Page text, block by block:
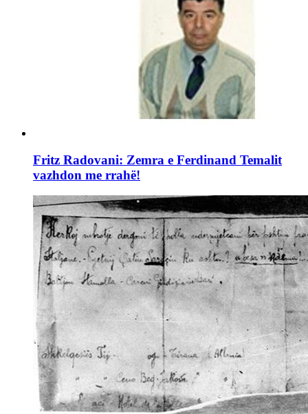
Fritz Radovani: Zemra e Ferdinand Temalit
vazhdon me rrahë!